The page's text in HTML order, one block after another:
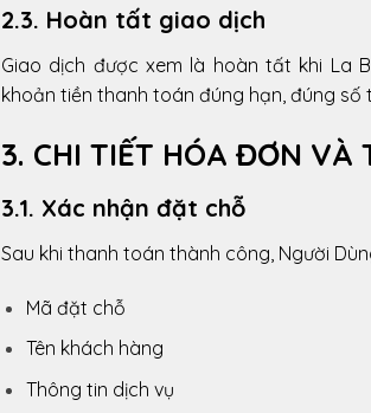
2.3. Hoàn tất giao dịch
Giao dịch được xem là hoàn tất khi La
khoản tiền thanh toán đúng hạn, đúng số
3. CHI TIẾT HÓA ĐƠN VÀ
3.1. Xác nhận đặt chỗ
Sau khi thanh toán thành công, Người
Mã đặt chỗ
Tên khách hàng
Thông tin dịch vụ